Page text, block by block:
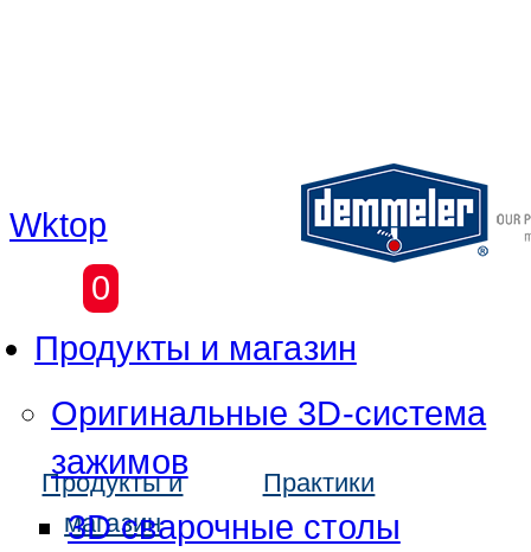
Перейти к основному
0
Продукты и магазин
Оригинальные 3D-система
зажимов
3D сварочные столы
Wktop
Продукты и
магазин
Практики